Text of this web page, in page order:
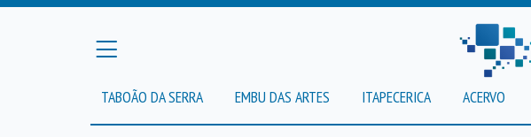
TABOÃO DA SERRA EMBU DAS ARTES ITAPECERICA ACERVO